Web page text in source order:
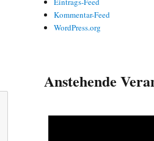
Kommentar-Feed
WordPress.org
Anstehende